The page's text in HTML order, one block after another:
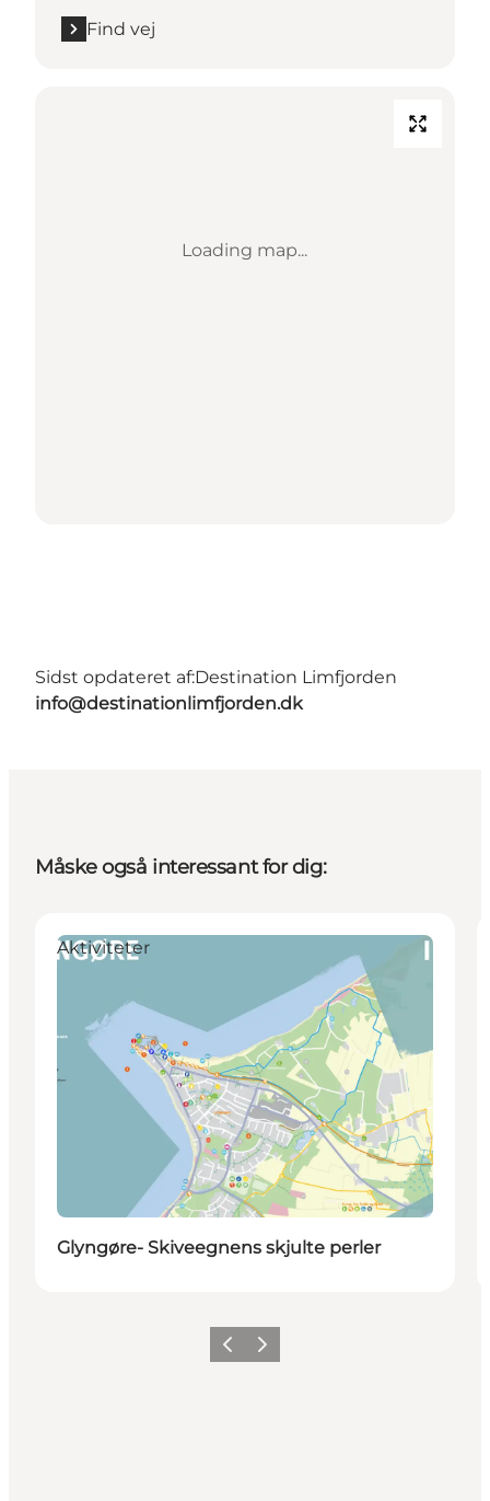
Find vej
Loading map...
Sidst opdateret af:Destination Limfjorden
info@destinationlimfjorden.dk
Måske også interessant for dig:
Aktiviteter
Glyngøre- Skiveegnens skjulte perler
Forrige billede
Næste billede